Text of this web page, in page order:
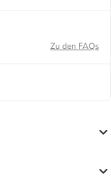
Zu den FAQs